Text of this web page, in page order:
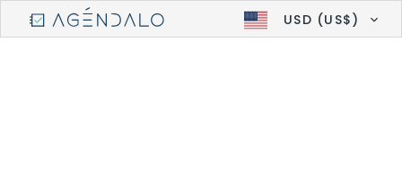
USD (US$)